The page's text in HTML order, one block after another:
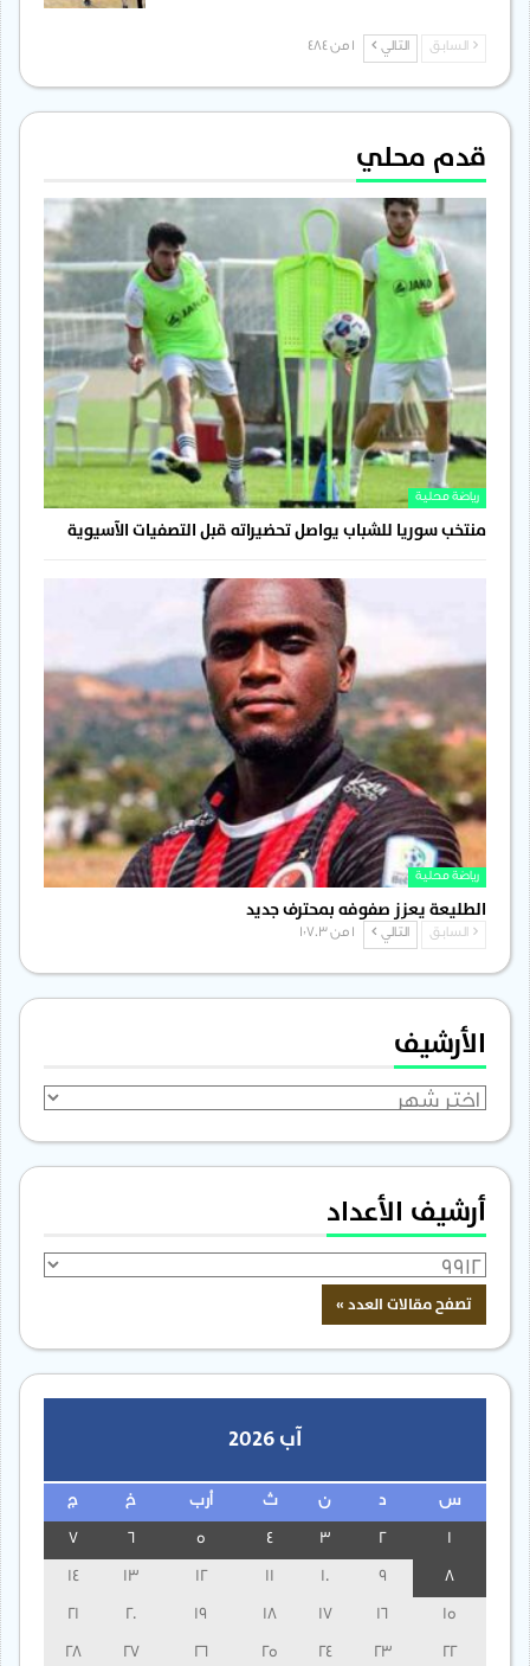
السابق التالي
قدم محلي
رياضة محلية
منتخب سوريا للشباب يواصل تحضيراته قبل التصفيات الآسيوية
رياضة محلية
الطليعة يعزز صفوفه بمحترف جديد
السابق التالي
الأرشيف
الأرشيف
أرشيف الأعداد
آب 2026
س ن ث أرب خ ج
3
13
14
15
16
17
18
19
20
21
22
23
24
25
26
27
28